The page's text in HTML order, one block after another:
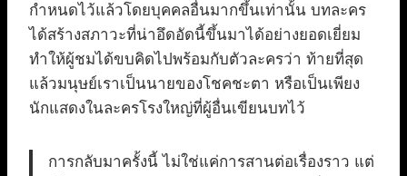
กำหนดไว้แล้วโดยบุคคลอื่นมากขึ้นเท่านั้น บทละคร
ได้สร้างสภาวะที่น่าอึดอัดนี้ขึ้นมาได้อย่างยอดเยี่ยม
ทำให้ผู้ชมได้ขบคิดไปพร้อมกับตัวละครว่า ท้ายที่สุด
แล้วมนุษย์เราเป็นนายของโชคชะตา หรือเป็นเพียง
นักแสดงในละครโรงใหญ่ที่ผู้อื่นเขียนบทไว้
การกลับมาครั้งนี้ ไม่ใช่แค่การสานต่อเรื่องราว แต่